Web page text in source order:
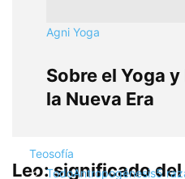
Agni Yoga
Sobre el Yoga
la Nueva Era
Teosofía
TodoAntropogénesis5
Leo: significado